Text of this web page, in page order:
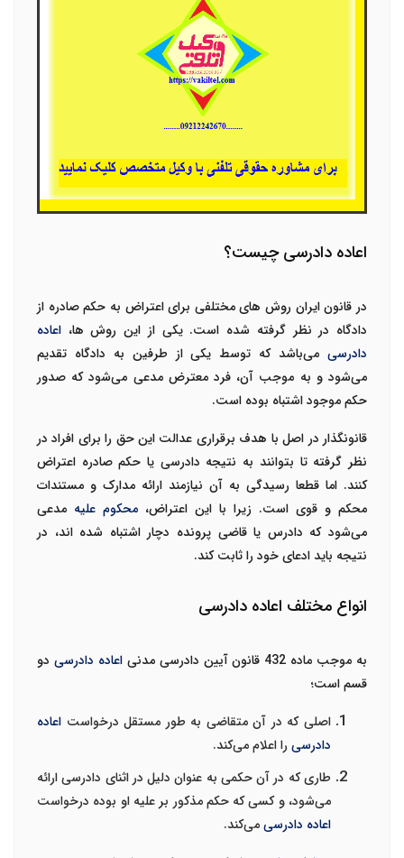
اعاده دادرسی چیست؟
در قانون ایران روش های مختلفی برای اعتراض به حکم صادره از
دادگاه در نظر گرفته شده است. یکی از این روش ها، اعاده
دادرسی می‌باشد که توسط یکی از طرفین به دادگاه تقدیم
می‌شود و به موجب آن، فرد معترض مدعی می‌شود که صدور
حکم موجود اشتباه بوده است.
قانونگذار در اصل با هدف برقراری عدالت این حق را برای افراد در
نظر گرفته تا بتوانند به نتیجه دادرسی یا حکم صادره اعتراض
کنند. اما قطعا رسیدگی به آن نیازمند ارائه مدارک و مستندات
محکم و قوی است. زیرا با این اعتراض، محکوم علیه مدعی
می‌شود که دادرس یا قاضی پرونده دچار اشتباه شده اند، در
نتیجه باید ادعای خود را ثابت کند.
انواع مختلف اعاده دادرسی
به موجب ماده 432 قانون آیین دادرسی مدنی اعاده دادرسی دو
قسم است؛
اصلی که در آن متقاضی به طور مستقل درخواست اعاده
دادرسی را اعلام می‌کند.
طاری که در آن حکمی به عنوان دلیل در اثنای دادرسی ارائه
می‌شود، و کسی که حکم مذکور بر علیه او بوده درخواست
اعاده دادرسیمی‌کند.